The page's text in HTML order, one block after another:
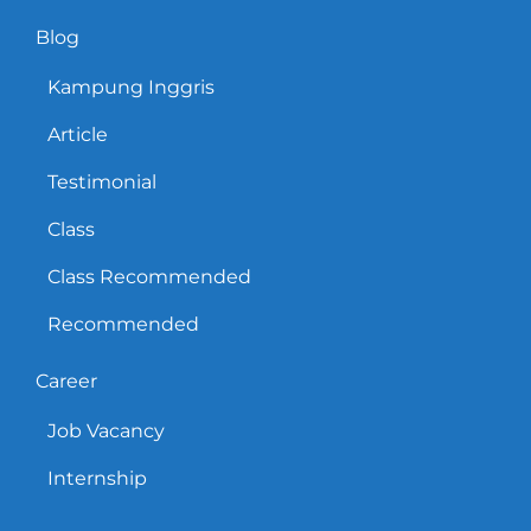
Blog
Kampung Inggris
Article
Testimonial
Class
Class Recommended
Recommended
Career
Job Vacancy
Internship